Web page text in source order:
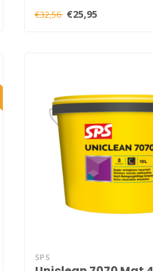
€32,56 €25,95
SPS